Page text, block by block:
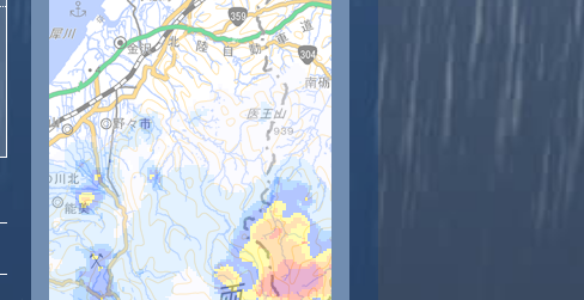
10時 11時 12時 13時 14時